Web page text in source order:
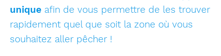
unique afin de vous permettre de les trouver
rapidement quel que soit la zone où vous
souhaitez aller pêcher !